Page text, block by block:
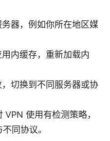
器，例如你所在地区媒
内缓存，重新加载内
切换到不同服务器或协
使用有检测策略，
同协议。